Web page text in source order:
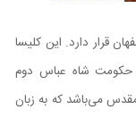
قرار دارد. این کلیسا
حکومت شاه عباس دوم
می‌باشد که به زبان